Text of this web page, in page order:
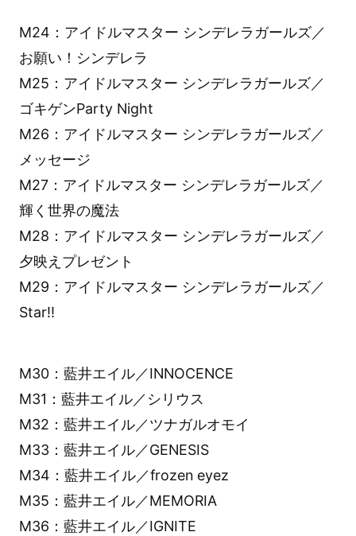
M24：アイドルマスター シンデレラガールズ／
お願い！シンデレラ
M25：アイドルマスター シンデレラガールズ／
ゴキゲンParty Night
M26：アイドルマスター シンデレラガールズ／
メッセージ
M27：アイドルマスター シンデレラガールズ／
輝く世界の魔法
M28：アイドルマスター シンデレラガールズ／
夕映えプレゼント
M29：アイドルマスター シンデレラガールズ／
Star!!
M30：藍井エイル／INNOCENCE
M31：藍井エイル／シリウス
M32：藍井エイル／ツナガルオモイ
M33：藍井エイル／GENESIS
M34：藍井エイル／frozen eyez
M35：藍井エイル／MEMORIA
M36：藍井エイル／IGNITE